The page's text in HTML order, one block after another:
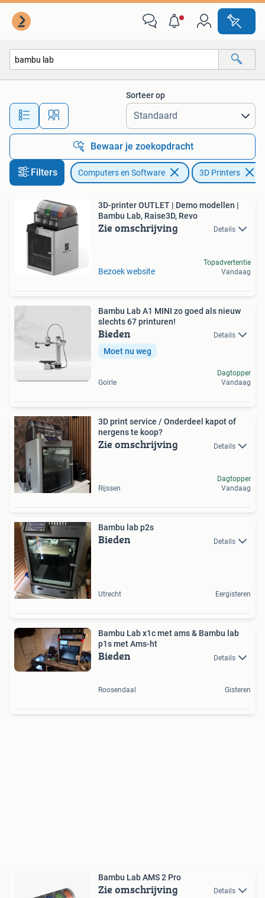
Alle afstanden…
Sorteer op
Bewaar je zoekopdracht
Filters Computers en Software 3D Printers
3D-printer OUTLET | Demo modellen |
Bambu Lab, Raise3D, Revo
Zie omschrijving Details
Bezoek website
Topadvertentie
Vandaag
Bambu Lab A1 MINI zo goed als nieuw
slechts 67 printuren!
Bieden Details
Moet nu weg
Goirle
Dagtopper
Vandaag
3D print service / Onderdeel kapot of
nergens te koop?
Zie omschrijving Details
Rijssen
Dagtopper
Vandaag
Bambu lab p2s
Bieden Details
Utrecht Eergisteren
Bambu Lab x1c met ams & Bambu lab
p1s met Ams-ht
Bieden Details
Roosendaal Gisteren
Bambu Lab AMS 2 Pro
Zie omschrijving Details